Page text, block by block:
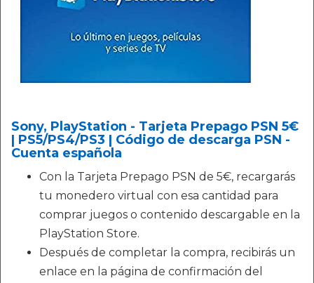
Sony, PlayStation - Tarjeta Prepago PSN 5€
| PS5/PS4/PS3 | Código de descarga PSN -
Cuenta española
Con la Tarjeta Prepago PSN de 5€, recargarás
tu monedero virtual con esa cantidad para
comprar juegos o contenido descargable en la
PlayStation Store.
Después de completar la compra, recibirás un
enlace en la página de confirmación del